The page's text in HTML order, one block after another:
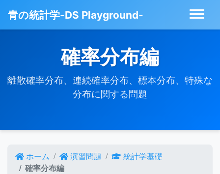
青の統計学-DS Playground-
確率分布編
離散確率分布、連続確率分布、標本分布、特殊な
分布に関する問題
ホーム 演習問題
統計学基礎
確率分布編